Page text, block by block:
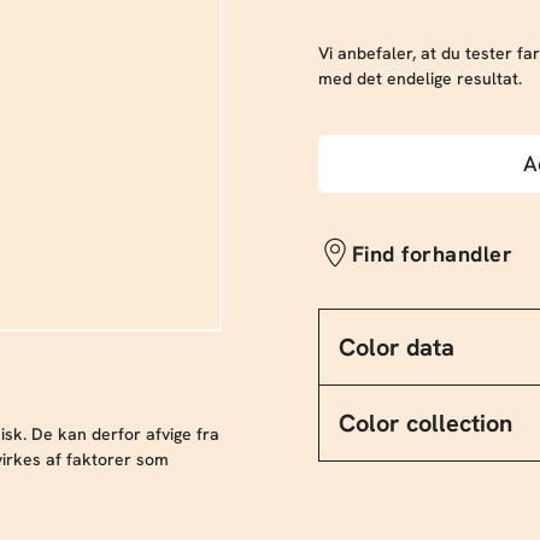
De kan derfor afvige fra
af faktorer som
Vi anbefaler, at du tester
med det endelige resultat.
Find forhandler
Color data
Color collection